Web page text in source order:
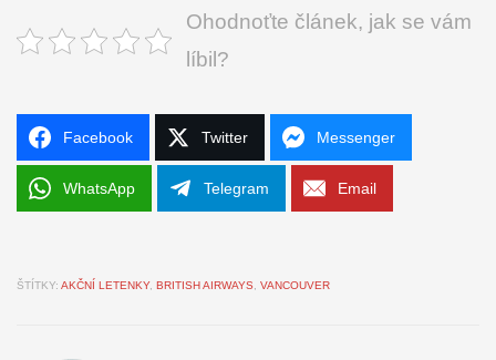
Ohodnoťte článek, jak se vám
líbil?
Facebook Twitter Messenger
WhatsApp Telegram Email
ŠTÍTKY: AKČNÍ LETENKY, BRITISH AIRWAYS, VANCOUVER